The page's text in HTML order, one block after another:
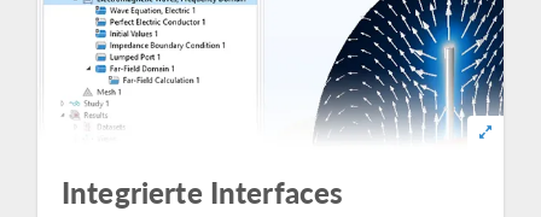
Integrierte Interfaces